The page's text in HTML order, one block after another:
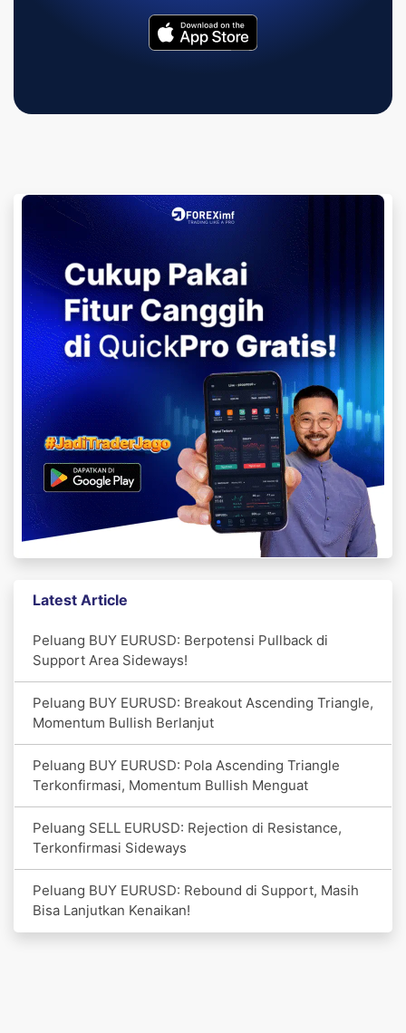
Latest Article
Peluang BUY EURUSD: Berpotensi Pullback di
Support Area Sideways!
Peluang BUY EURUSD: Breakout Ascending Triangle,
Momentum Bullish Berlanjut
Peluang BUY EURUSD: Pola Ascending Triangle
Terkonfirmasi, Momentum Bullish Menguat
Peluang SELL EURUSD: Rejection di Resistance,
Terkonfirmasi Sideways
Peluang BUY EURUSD: Rebound di Support, Masih
Bisa Lanjutkan Kenaikan!